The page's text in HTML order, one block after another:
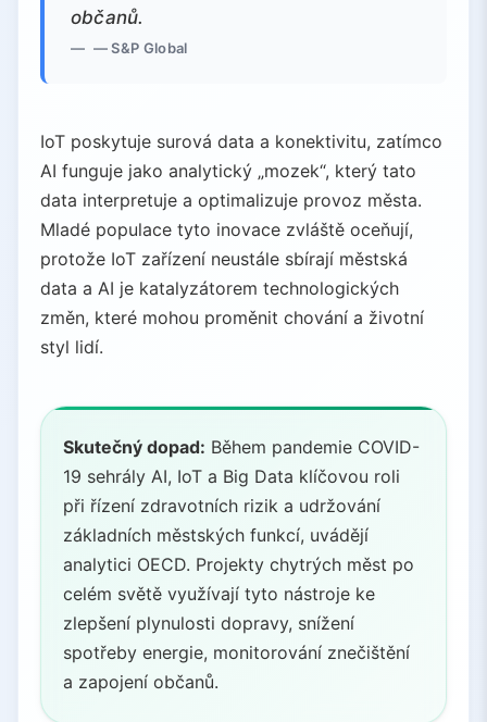
občanů.
— S&P Global
IoT poskytuje surová data a konektivitu, zatímco
AI funguje jako analytický „mozek“, který tato
data interpretuje a optimalizuje provoz města.
Mladé populace tyto inovace zvláště oceňují,
protože IoT zařízení neustále sbírají městská
data a AI je katalyzátorem technologických
změn, které mohou proměnit chování a životní
styl lidí.
Skutečný dopad: Během pandemie COVID-
19 sehrály AI, IoT a Big Data klíčovou roli
při řízení zdravotních rizik a udržování
základních městských funkcí, uvádějí
analytici OECD. Projekty chytrých měst po
celém světě využívají tyto nástroje ke
zlepšení plynulosti dopravy, snížení
spotřeby energie, monitorování znečištění
a zapojení občanů.